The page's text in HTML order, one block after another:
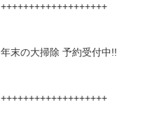
+++++++++++++++++++
年末の大掃除 予約受付中!!
+++++++++++++++++++